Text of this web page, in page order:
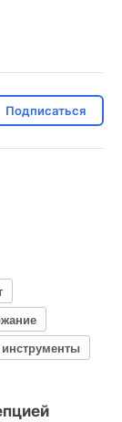
Подписаться